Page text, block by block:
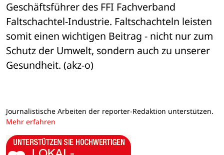
Geschäftsführer des FFI Fachverband
Faltschachtel-Industrie. Faltschachteln leisten
somit einen wichtigen Beitrag - nicht nur zum
Schutz der Umwelt, sondern auch zu unserer
Gesundheit. (akz-o)
Journalistische Arbeiten der reporter-Redaktion unterstützen.
Mehr erfahren